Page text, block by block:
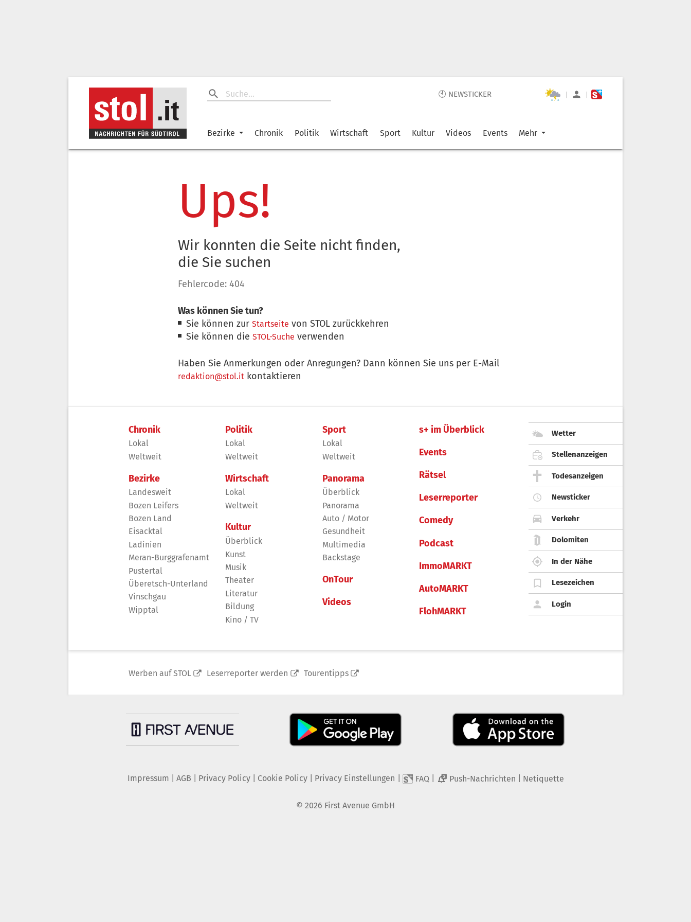
🕙 NEWSTICKER | |
Bezirke Chronik Politik Wirtschaft Sport Kultur Videos Events Mehr
Ups!
Wir konnten die Seite nicht finden,
die Sie suchen
Fehlercode: 404
Was können Sie tun?
Sie können zurStartseite von STOL zurückkehren
Sie können dieSTOL-Suche verwenden
Haben Sie Anmerkungen oder Anregungen? Dann können Sie uns per E-Mail
redaktion@stol.it kontaktieren
Chronik
Lokal
Weltweit
Bezirke
Landesweit
Bozen Leifers
Bozen Land
Eisacktal
Ladinien
Meran-Burggrafenamt
Pustertal
Überetsch-Unterland
Vinschgau
Wipptal
Politik
Lokal
Weltweit
Wirtschaft
Lokal
Weltweit
Kultur
Überblick
Kunst
Musik
Theater
Literatur
Bildung
Kino / TV
Sport
Lokal
Weltweit
Panorama
Überblick
Panorama
Auto / Motor
Gesundheit
Multimedia
Backstage
OnTour
Videos
s+ im Überblick
Events
Rätsel
Leserreporter
Comedy
Podcast
ImmoMARKT
AutoMARKT
FlohMARKT
Wetter
Stellenanzeigen
Todesanzeigen
Newsticker
Verkehr
Dolomiten
In der Nähe
Lesezeichen
Login
Werben auf STOL Leserreporter werden Tourentipps
Impressum AGB Privacy Policy| Cookie Policy| Privacy Einstellungen FAQ 2 Push-Nachrichten Netiquette
© 2026 First Avenue GmbH